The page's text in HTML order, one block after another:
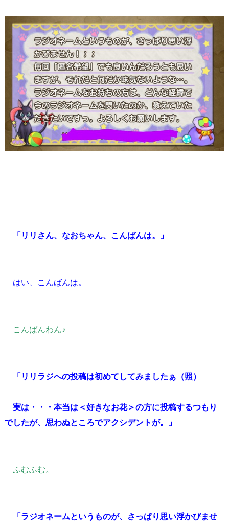
「リリさん、なおちゃん、こんばんは。」
はい、こんばんは。
こんばんわん♪
「リリラジへの投稿は初めてしてみましたぁ（照）
実は・・・本当は＜好きなお花＞の方に投稿するつもり
でしたが、思わぬところでアクシデントが。」
ふむふむ。
「ラジオネームというものが、さっぱり思い浮かびませ